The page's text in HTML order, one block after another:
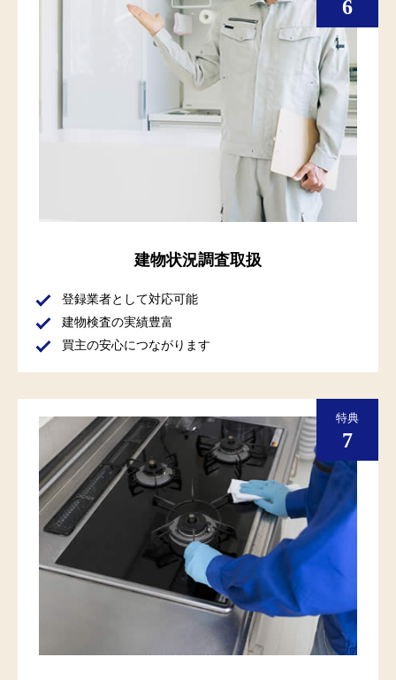
建物状況調査取扱
登録業者として対応可能
建物検査の実績豊富
買主の安心につながります